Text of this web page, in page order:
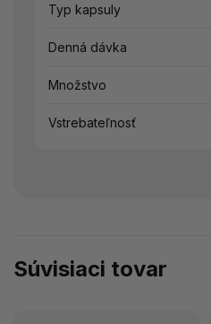
Typ kapsuly
Denná dávka
Množstvo
Vstrebateľnosť
Súvisiaci tovar